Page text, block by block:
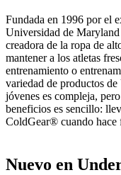
Fundada en 1996 por el
Universidad de
creadora de la ropa de
mantener a los atletas
entrenamiento o
variedad de productos
jóvenes es compleja,
beneficios es sencillo:
ColdGear® cuando hace
Nuevo en